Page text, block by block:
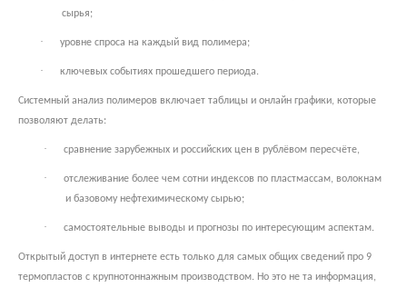
сырья;
· уровне спроса на каждый вид полимера;
· ключевых событиях прошедшего периода.
Системный анализ полимеров включает таблицы и онлайн графики, которые
позволяют делать:
· сравнение зарубежных и российских цен в рублёвом пересчёте,
·
отслеживание более чем сотни индексов по пластмассам, волокнам
и базовому нефтехимическому сырью;
· самостоятельные выводы и прогнозы по интересующим аспектам.
Открытый доступ в интернете есть только для самых общих сведений про 9
термопластов с крупнотоннажным производством. Но это не та информация,